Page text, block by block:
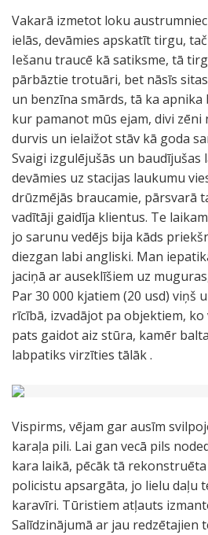
Vakarā izmetot loku
ielās, devāmies apskatīt tirgu,
Iešanu traucē kā satiksme, tā
pārbāztie trotuāri, bet nāsīs
un benzīna smārds, tā ka apnika
kur pamanot mūs ejam, divi
durvis un ielaižot stāv kā goda
Svaigi izgulējušās un baudījušas
devāmies uz stacijas laukumu
drūzmējās braucamie, pārsvarā
vadītāji gaidīja klientus. Te
jo sarunu vedējs bija kāds
diezgan labi angliski. Man
jaciņā ar auseklīšiem uz
Par 30 000 kjatiem (20 usd) viņš
rīcībā, izvadājot pa objektiem,
pats gaidot aiz stūra, kamēr
labpatiks virzīties tālāk .
Vispirms, vējam gar ausīm
karaļa pili. Lai gan vecā pils
kara laikā, pēcāk tā
policistu apsargāta, jo lielu daļu
karavīri. Tūristiem atļauts
Salīdzinājumā ar jau redzētajien